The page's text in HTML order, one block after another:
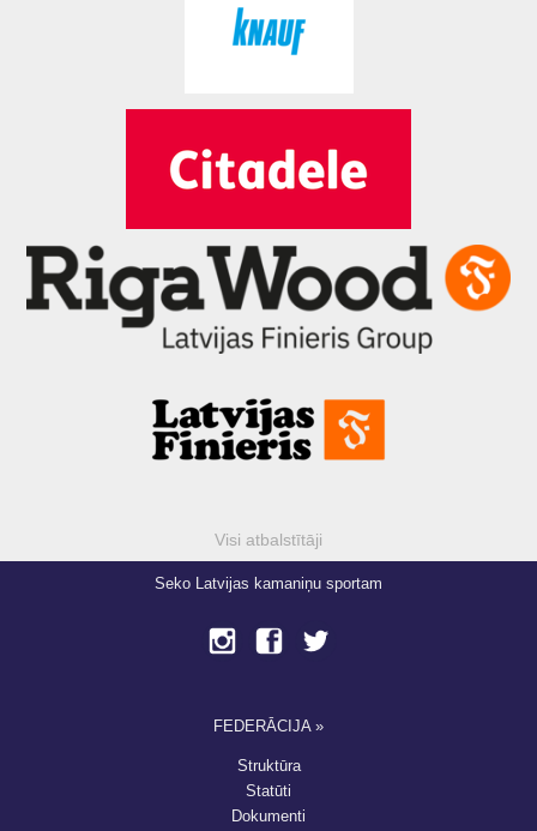
Visi atbalstītāji
Seko Latvijas kamaniņu sportam
FEDERĀCIJA »
Struktūra
Statūti
Dokumenti